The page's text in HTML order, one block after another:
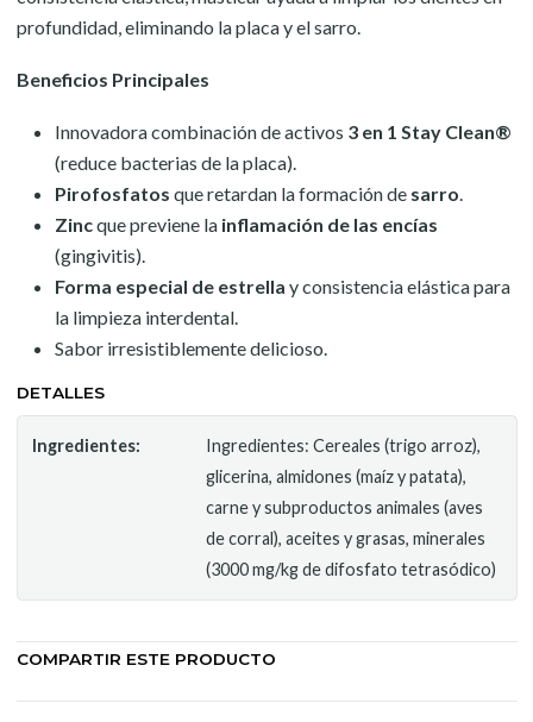
profundidad, eliminando la placa y el sarro.
Beneficios Principales
Innovadora combinación de activos 3 en 1 Stay Clean®
(reduce bacterias de la placa).
Pirofosfatos que retardan la formación de sarro.
Zincque previene la inflamación de las encías
(gingivitis).
Forma especial de estrella y consistencia elástica para
la limpieza interdental.
Sabor irresistiblemente delicioso.
DETALLES
Ingredientes:
Ingredientes: Cereales (trigo arroz),
glicerina, almidones (maíz y patata),
carne y subproductos animales (aves
de corral), aceites y grasas, minerales
(3000 mg/kg de difosfato tetrasódico)
COMPARTIR ESTE PRODUCTO